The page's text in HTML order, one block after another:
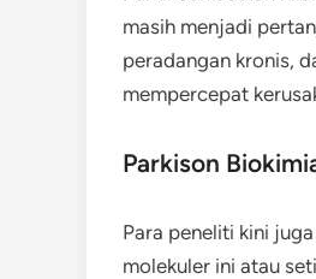
masih menjadi
peradangan kronis,
mempercepat
Parkison
Para peneliti kini
molekuler ini atau